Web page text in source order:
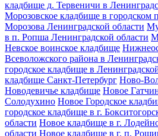
кладбище д. Тервеничи в
Морозовское кладбище в городском
Морозова Ленинградской области
в п. Ропша Ленинградской области
Невское воинское кладбище
Всеволожского района в
городское кладбище в
кладбище Санкт-Петербург Ново-
Новодевичье кладбище Новое
Солодухино Новое Городское
городское кладбище в г.
области Новое кладбище в г.
области Новое кладбище в г. п.